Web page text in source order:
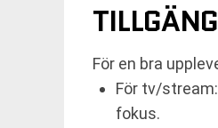
För en bra
För tv/
fokus.